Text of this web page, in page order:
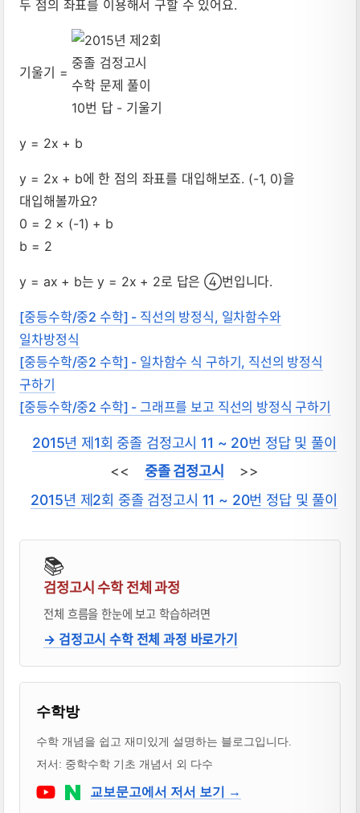
두 점의 좌표를 이용해서 구할 수 있어요.
기울기 =
y = 2x + b
y = 2x + b에 한 점의 좌표를 대입해보죠. (-1, 0)을
대입해볼까요?
0 = 2 × (-1) + b
b = 2
y = ax + b는 y = 2x + 2로 답은 ④번입니다.
[중등수학/중2 수학] - 직선의 방정식, 일차함수와
일차방정식
[중등수학/중2 수학] - 일차함수 식 구하기, 직선의 방정식
구하기
[중등수학/중2 수학] - 그래프를 보고 직선의 방정식 구하기
2015년 제1회 중졸 검정고시 11 ~ 20번 정답 및 풀이
<< 중졸 검정고시
>>
2015년 제2회 중졸 검정고시 11 ~ 20번 정답 및 풀이
📚
검정고시 수학 전체 과정
전체 흐름을 한눈에 보고 학습하려면
→ 검정고시 수학 전체 과정 바로가기
블로거 & 출판 교재 소개
수학방
수학 개념을 쉽고 재미있게 설명하는 블로그입니다.
저서: 중학수학 기초 개념서 외 다수
Youtube네이버 블로그
교보문고에서 저서 보기 →